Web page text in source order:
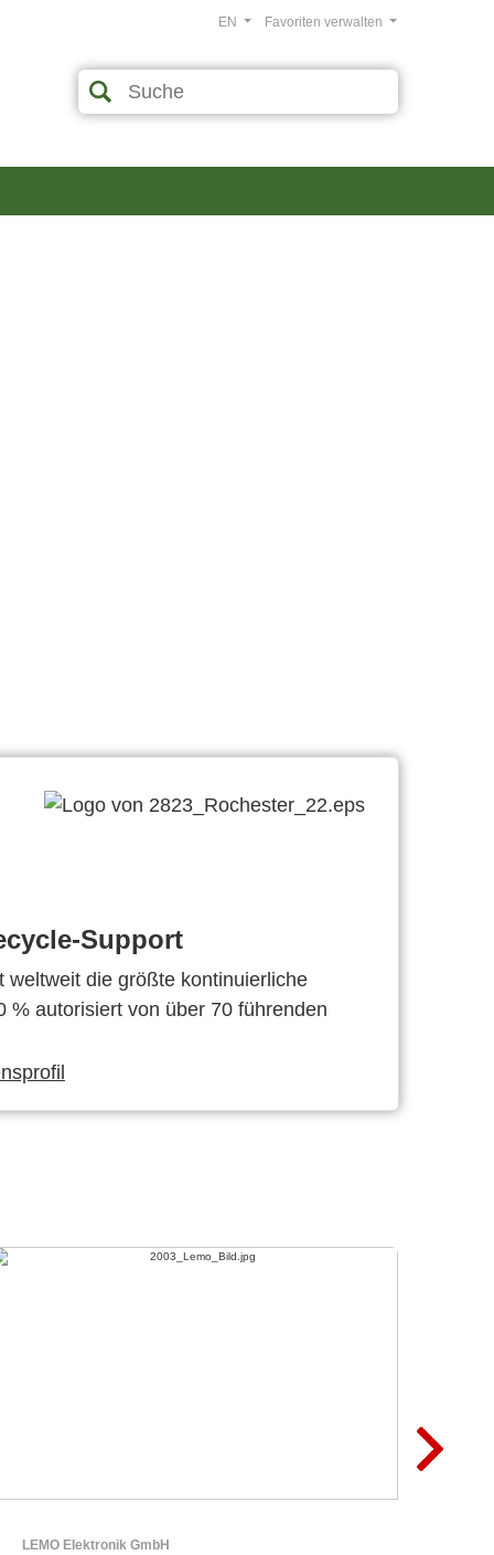
Favoriten verwalten
EN
Support
weltweit die größte kontinuierliche
% autorisiert von über 70 führenden
LEMO Elektronik GmbH